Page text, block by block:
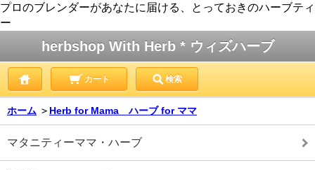
プロのブレンダーがあなたに届ける、とっておきのハーブティ
ー
herbshop With Herb * ウィズハーブ
カート 検索
ホーム ＞ Herb for Mama ハーブ for ママ
マタニティーママ・ハーブ